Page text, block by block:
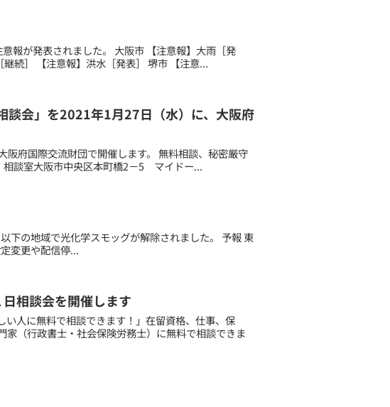
報が発表されました。 大阪市 【注意報】大雨［発
続］ 【注意報】洪水［発表］ 堺市 【注意...
会」を2021年1月27日（水）に、大阪府
阪府国際交流財団で開催します。 無料相談、秘密厳守
談室大阪市中央区本町橋2－5 マイドー...
の地域で光化学スモッグが解除されました。 予報 東
変更や配信停...
相談会を開催します
人に無料で相談できます！」在留資格、仕事、保
（行政書士・社会保険労務士）に無料で相談できま